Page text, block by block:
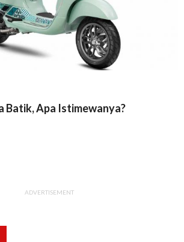
Batik, Apa Istimewanya?
ADVERTISEMENT